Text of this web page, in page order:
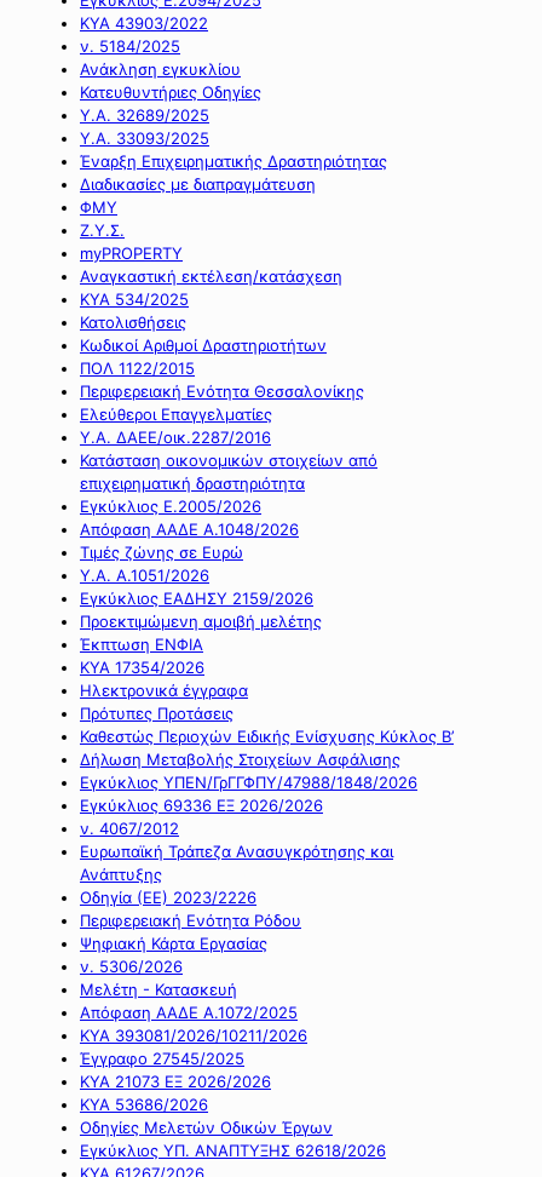
ΚΥΑ 43903/2022
ν. 5184/2025
Ανάκληση εγκυκλίου
Κατευθυντήριες Οδηγίες
Υ.Α. 32689/2025
Υ.Α. 33093/2025
Έναρξη Επιχειρηματικής Δραστηριότητας
Διαδικασίες με διαπραγμάτευση
ΦΜΥ
Ζ.Υ.Σ.
myPROPERTY
Αναγκαστική εκτέλεση/κατάσχεση
ΚΥΑ 534/2025
Κατολισθήσεις
Κωδικοί Αριθμοί Δραστηριοτήτων
ΠΟΛ 1122/2015
Περιφερειακή Ενότητα Θεσσαλονίκης
Ελεύθεροι Επαγγελματίες
Υ.Α. ΔΑΕΕ/οικ.2287/2016
Κατάσταση οικονομικών στοιχείων από
επιχειρηματική δραστηριότητα
Εγκύκλιος Ε.2005/2026
Απόφαση ΑΑΔΕ Α.1048/2026
Τιμές ζώνης σε Ευρώ
Υ.Α. Α.1051/2026
Εγκύκλιος ΕΑΔΗΣΥ 2159/2026
Προεκτιμώμενη αμοιβή μελέτης
Έκπτωση ΕΝΦΙΑ
ΚΥΑ 17354/2026
Ηλεκτρονικά έγγραφα
Πρότυπες Προτάσεις
Καθεστώς Περιοχών Ειδικής Ενίσχυσης Κύκλος Β’
Δήλωση Μεταβολής Στοιχείων Ασφάλισης
Εγκύκλιος ΥΠΕΝ/ΓρΓΓΦΠΥ/47988/1848/2026
Εγκύκλιος 69336 ΕΞ 2026/2026
ν. 4067/2012
Ευρωπαϊκή Τράπεζα Ανασυγκρότησης και
Ανάπτυξης
Οδηγία (ΕΕ) 2023/2226
Περιφερειακή Ενότητα Ρόδου
Ψηφιακή Κάρτα Εργασίας
ν. 5306/2026
Μελέτη - Κατασκευή
Απόφαση ΑΑΔΕ Α.1072/2025
ΚΥΑ 393081/2026/10211/2026
Έγγραφο 27545/2025
ΚΥΑ 21073 ΕΞ 2026/2026
ΚΥΑ 53686/2026
Οδηγίες Μελετών Οδικών Έργων
Εγκύκλιος ΥΠ. ΑΝΑΠΤΥΞΗΣ 62618/2026